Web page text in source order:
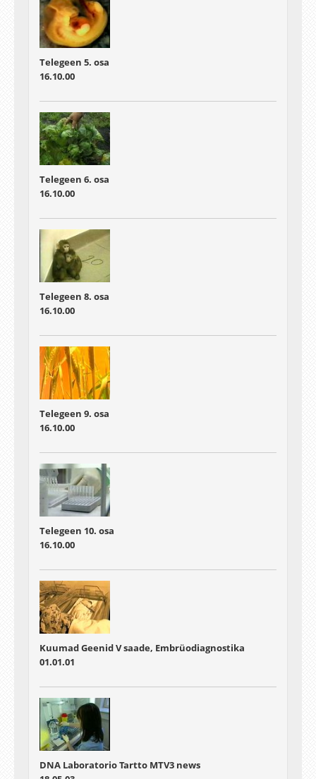
Telegeen 5. osa
16.10.00
Telegeen 6. osa
16.10.00
Telegeen 8. osa
16.10.00
Telegeen 9. osa
16.10.00
Telegeen 10. osa
16.10.00
Kuumad Geenid V saade, Embrüodiagnostika
01.01.01
DNA Laboratorio Tartto MTV3 news